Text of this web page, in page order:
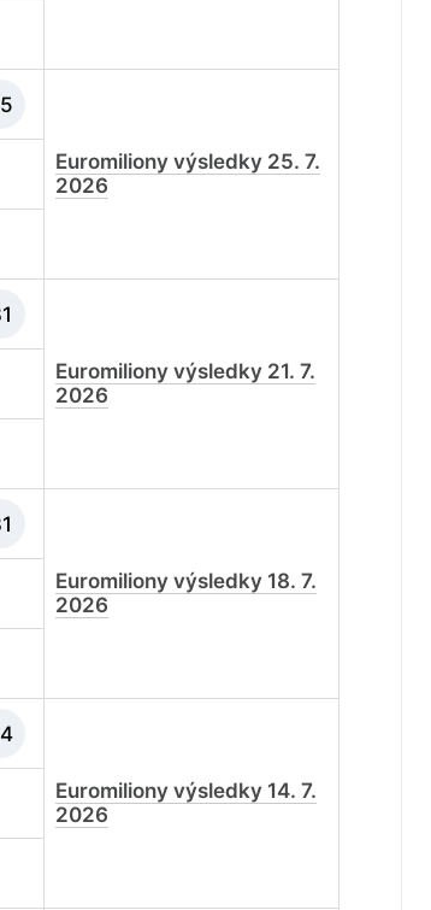
Euromiliony výsledky 25. 7.
2026
Euromiliony výsledky 21. 7.
2026
Euromiliony výsledky 18. 7.
2026
Euromiliony výsledky 14. 7.
2026